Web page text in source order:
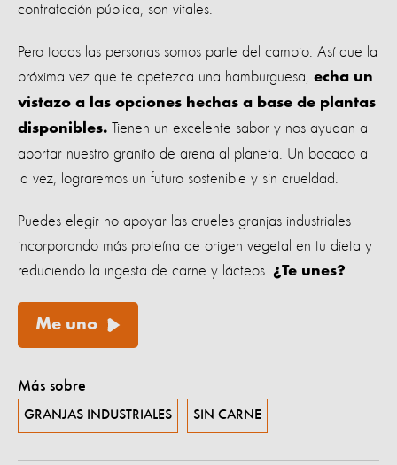
contratación pública, son vitales.
Pero todas las personas somos parte del cambio. Así que la
próxima vez que te apetezca una hamburguesa, echa un
vistazo a las opciones hechas a base de plantas
disponibles. Tienen un excelente sabor y nos ayudan a
aportar nuestro granito de arena al planeta. Un bocado a
la vez, lograremos un futuro sostenible y sin crueldad.
Puedes elegir no apoyar las crueles granjas industriales
incorporando más proteína de origen vegetal en tu dieta y
reduciendo la ingesta de carne y lácteos. ¿Te unes?
Me uno
Más sobre
GRANJAS INDUSTRIALES SIN CARNE